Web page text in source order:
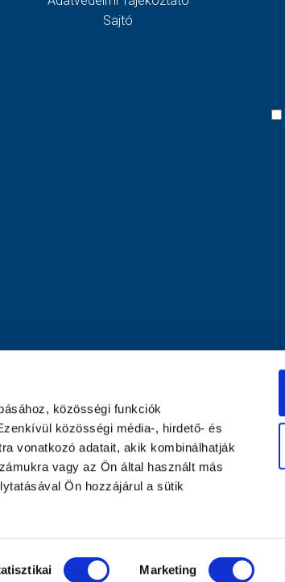
közösségi funkciók
közösségi média-, hirdető- és
vonatkozó adatait, akik kombinálhatják
vagy az Ön által használt más
Ön hozzájárul a sütik
Marketing
Sajtó